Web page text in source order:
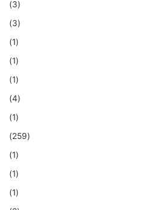
(3)
(3)
(1)
(1)
(1)
(4)
(1)
(259)
(1)
(1)
(1)